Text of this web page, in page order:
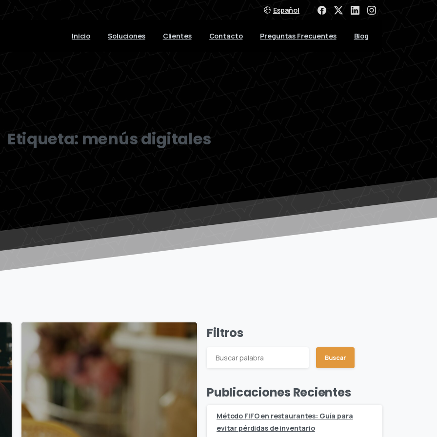
Español
Inicio Soluciones Clientes Contacto Preguntas Frecuentes Blog
Etiqueta: menús digitales
0
Filtros
Buscar
Publicaciones Recientes
Método FIFO en restaurantes: Guía para
evitar pérdidas de inventario